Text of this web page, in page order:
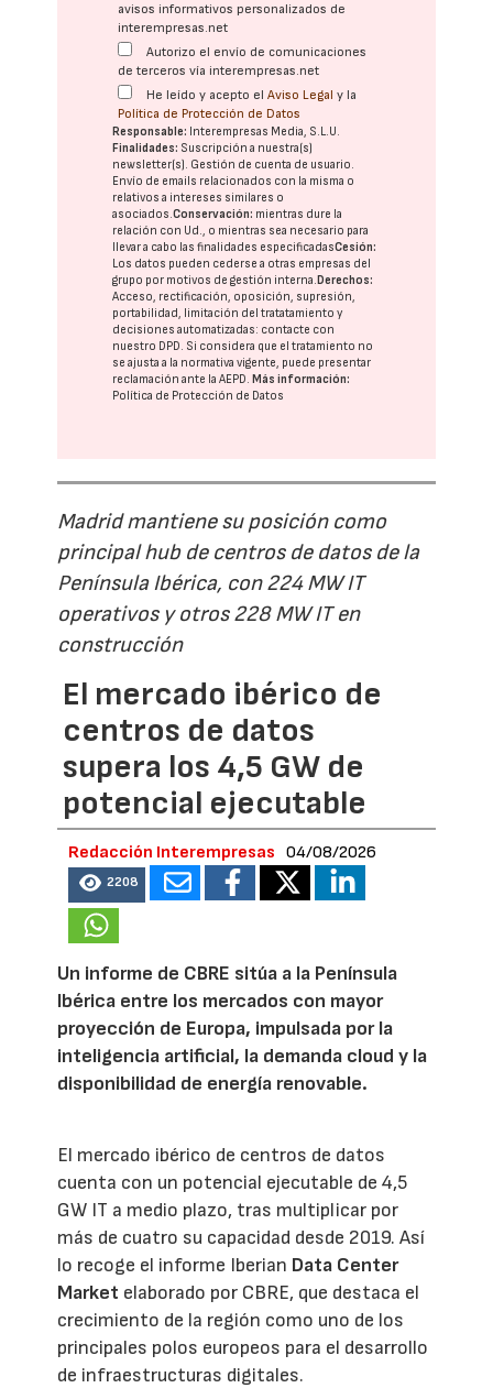
avisos informativos personalizados de
interempresas.net
Autorizo el envío de comunicaciones
de terceros vía interempresas.net
He leído y acepto elAviso Legal y la
Política de Protección de Datos
Responsable: Interempresas Media, S.L.U.
Finalidades: Suscripción a nuestra(s)
newsletter(s). Gestión de cuenta de usuario.
Envío de emails relacionados con la misma o
relativos a intereses similares o
asociados.Conservación: mientras dure la
relación con Ud., o mientras sea necesario para
llevar a cabo las finalidades especificadasCesión:
Los datos pueden cederse a otras empresas del
grupo por motivos de gestión interna. Derechos:
Acceso, rectificación, oposición, supresión,
portabilidad, limitación del tratatamiento y
decisiones automatizadas: contacte con
nuestro DPD. Si considera que el tratamiento no
se ajusta a la normativa vigente, puede presentar
reclamación ante laAEPD. Más información:
Política de Protección de Datos
Madrid mantiene su posición como
principal hub de centros de datos de la
Península Ibérica, con 224 MW IT
operativos y otros 228 MW IT en
construcción
El mercado ibérico de
centros de datos
supera los 4,5 GW de
potencial ejecutable
Redacción Interempresas 04/08/2026
2208
Un informe de CBRE sitúa a la Península
Ibérica entre los mercados con mayor
proyección de Europa, impulsada por la
inteligencia artificial, la demanda cloud y la
disponibilidad de energía renovable.
El mercado ibérico de centros de datos
cuenta con un potencial ejecutable de 4,5
GW IT a medio plazo, tras multiplicar por
más de cuatro su capacidad desde 2019. Así
lo recoge el informe Iberian Data Center
Market elaborado por CBRE, que destaca el
crecimiento de la región como uno de los
principales polos europeos para el desarrollo
de infraestructuras digitales.